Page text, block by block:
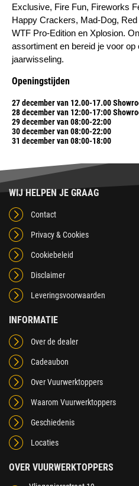
Exclusive, Fire Fun, Fireworks
Happy Crackers, Mad-Dog,
WTF Pro-Edition en Xplosion.
assortiment en bereid je voor op
jaarwisseling.
Openingstijden
27 december van 12.00-17.00
28 december van 12:00-17:00
29 december van 08:00-22:00
30 december van 08:00-22:00
31 december van 08:00-18:00
WIJ HELPEN JE GRAAG
Contact
Privacy & Cookies
Cookiebeleid
Disclaimer
Leveringsvoorwaarden
INFORMATIE
Over de dealer
Cadeaubon
Over Vuurwerktoppers
Waarom Vuurwerktoppers
Geschiedenis
Locaties
OVER VUURWERKTOPPERS